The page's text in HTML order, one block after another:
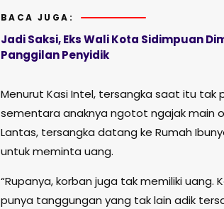
BACA JUGA:
Jadi Saksi, Eks Wali Kota Sidimpuan
Panggilan Penyidik
Menurut Kasi Intel, tersangka saat itu tak
sementara anaknya ngotot ngajak main
Lantas, tersangka datang ke Rumah
untuk meminta uang.
“Rupanya, korban juga tak memiliki uang.
punya tanggungan yang tak lain adik